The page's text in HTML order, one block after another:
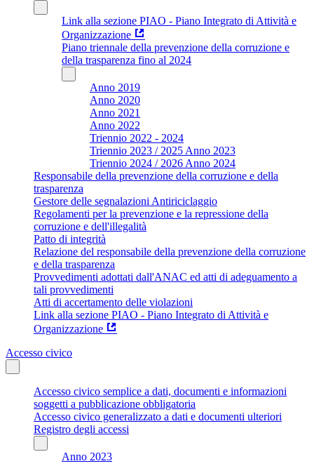
Link alla sezione PIAO - Piano Integrato di Attività e
Organizzazione
Piano triennale della prevenzione della corruzione e
della trasparenza fino al 2024
Anno 2019
Anno 2020
Anno 2021
Anno 2022
Triennio 2022 - 2024
Triennio 2023 / 2025 Anno 2023
Triennio 2024 / 2026 Anno 2024
Responsabile della prevenzione della corruzione e della
trasparenza
Gestore delle segnalazioni Antiriciclaggio
Regolamenti per la prevenzione e la repressione della
corruzione e dell'illegalità
Patto di integrità
Relazione del responsabile della prevenzione della corruzione
e della trasparenza
Provvedimenti adottati dall'ANAC ed atti di adeguamento a
tali provvedimenti
Atti di accertamento delle violazioni
Link alla sezione PIAO - Piano Integrato di Attività e
Organizzazione
Accesso civico
Accesso civico semplice a dati, documenti e informazioni
soggetti a pubblicazione obbligatoria
Accesso civico generalizzato a dati e documenti ulteriori
Registro degli accessi
Anno 2023